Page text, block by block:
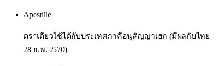
Apostille
ตราเดียวใช้ได้กับประเทศภาคีอนุสัญญาเฮก (มีผลกับไทย
28 ก.พ. 2570)